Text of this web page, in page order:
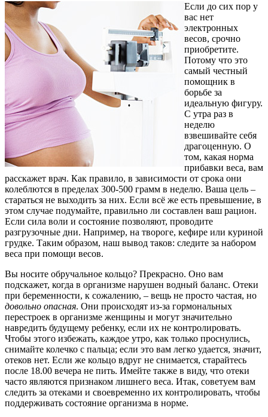
Если до сих пор у
вас нет
электронных
весов, срочно
приобретите.
Потому что это
самый честный
помощник в
борьбе за
идеальную фигуру.
С утра раз в
неделю
взвешивайте себя
драгоценную. О
том, какая норма
прибавки веса, вам
расскажет врач. Как правило, в зависимости от срока они
колеблются в пределах 300-500 грамм в неделю. Ваша цель –
стараться не выходить за них. Если всё же есть превышение, в
этом случае подумайте, правильно ли составлен ваш рацион.
Если сила воли и состояние позволяют, проводите
разгрузочные дни. Например, на твороге, кефире или куриной
грудке. Таким образом, наш вывод таков: следите за набором
веса при помощи весов.
Вы носите обручальное кольцо? Прекрасно. Оно вам
подскажет, когда в организме нарушен водный баланс. Отеки
при беременности, к сожалению, – вещь не просто частая, но
довольно опасная. Они происходят из-за гормональных
перестроек в организме женщины и могут значительно
навредить будущему ребенку, если их не контролировать.
Чтобы этого избежать, каждое утро, как только проснулись,
снимайте колечко с пальца; если это вам легко удается, значит,
отеков нет. Если же кольцо вдруг не снимается, старайтесь
после 18.00 вечера не пить. Имейте также в виду, что отеки
часто являются признаком лишнего веса. Итак, советуем вам
следить за отеками и своевременно их контролировать, чтобы
поддерживать состояние организма в норме.